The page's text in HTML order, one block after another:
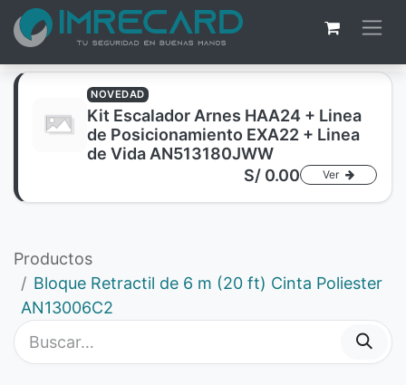
NOVEDAD
Kit Escalador Arnes HAA24 + Linea
de Posicionamiento EXA22 + Linea
de Vida AN513180JWW
S/ 0.00 Ver
Productos
Bloque Retractil de 6 m (20 ft) Cinta Poliester
AN13006C2